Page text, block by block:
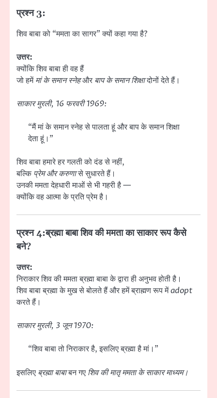
प्रश्न 3:
शिव बाबा को “ममता का सागर” क्यों कहा गया है?
उत्तर:
क्योंकि शिव बाबा ही वह हैं
जो हमेंमां के समान स्नेहऔर बाप के समान शिक्षादोनों देते हैं।
साकार मुरली, 16 फरवरी 1969:
“मैं मां के समान स्नेह से पालता हूं और बाप के समान शिक्षा
देता हूं।”
शिव बाबा हमारे हर गलती को दंड से नहीं,
बल्कि प्रेम और करुणासे सुधारते हैं।
उनकी ममता देहधारी माओं से भी गहरी है —
क्योंकि वह आत्मा के प्रति प्रेम है।
प्रश्न 4:ब्रह्मा बाबा शिव की ममता का साकार रूप कैसे
बने?
उत्तर:
निराकार शिव की ममता ब्रह्मा बाबा के द्वारा ही अनुभव होती है।
शिव बाबा ब्रह्मा के मुख से बोलते हैं और हमें ब्राह्मण रूप मेंadopt
करते हैं।
साकार मुरली, 3 जून 1970:
“शिव बाबा तो निराकार है, इसलिए ब्रह्मा है मां।”
इसलिए ब्रह्मा बाबाबन गए शिव की मातृ ममता के साकार माध्यम।